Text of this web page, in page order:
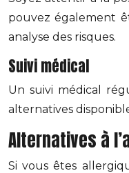
pouvez également
analyse des risques.
Suivi médical
Un suivi médical
alternatives
Alternatives à
Si vous êtes